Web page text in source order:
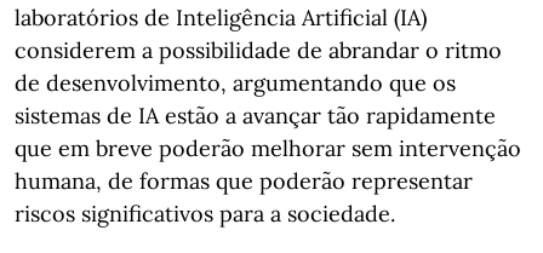
laboratórios de Inteligência Artificial (IA)
considerem a possibilidade de abrandar o ritmo
de desenvolvimento, argumentando que os
sistemas de IA estão a avançar tão rapidamente
que em breve poderão melhorar sem intervenção
humana, de formas que poderão representar
riscos significativos para a sociedade.